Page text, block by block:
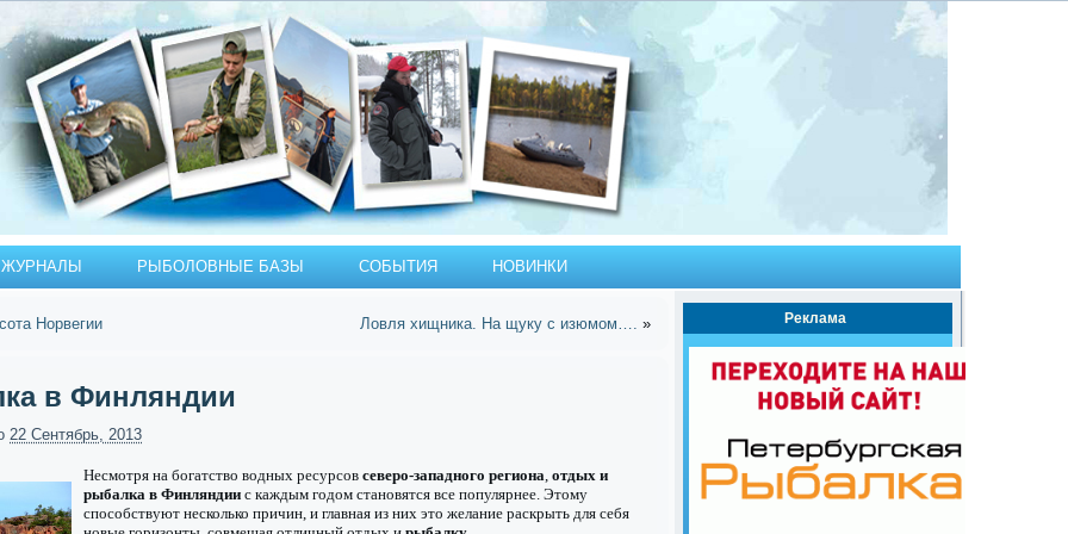
ЖУРНАЛЫ РЫБОЛОВНЫЕ БАЗЫ СОБЫТИЯ НОВИНКИ
Норвегии Ловля хищника. На щуку с изюмом…. »
в Финляндии
22 Сентябрь, 2013
Несмотря на богатство водных ресурсов северо-западного региона отдых и
рыбалка в Финляндии с каждым годом становятся все популярнее. Этому
способствуют несколько причин, и главная из них это желание раскрыть для себя
Реклама